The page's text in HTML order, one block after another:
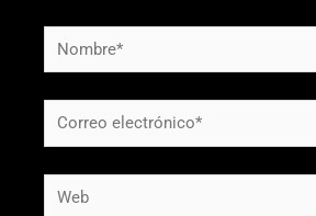
Nombre*
Correo
electrónico*
Web